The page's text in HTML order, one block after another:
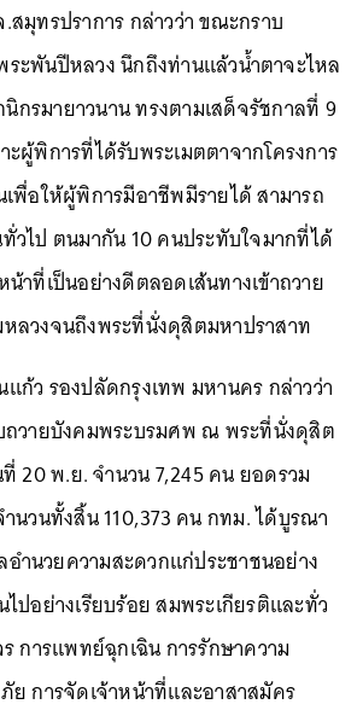
มุทรปราการ กล่าวว่า ขณะกราบ
ะพันปีหลวง นึกถึงท่านแล้วน้ำตาจะไหล
กรมายาวนาน ทรงตามเสด็จรัชกาลที่ 9
ผู้พิการที่ได้รับพระเมตตาจากโครงการ
พื่อให้ผู้พิการมีอาชีพมีรายได้ สามารถ
วไป ตนมากัน 10 คนประทับใจมากที่ได้
าที่เป็นอย่างดีตลอดเส้นทางเข้าถวาย
ลวงจนถึงพระที่นั่งดุสิตมหาปราสาท
ว รองปลัดกรุงเทพ มหานคร กล่าวว่า
ถวายบังคมพระบรมศพ ณ พระที่นั่งดุสิต
20 พ.ย. จำนวน 7,245 คน ยอดรวม
นวนทั้งสิ้น 110,373 คน กทม. ได้บูรณา
ำนวยความสะดวกแก่ประชาชนอย่าง
ไปอย่างเรียบร้อย สมพระเกียรติและทั่ว
การแพทย์ฉุกเฉิน การรักษาความ
การจัดเจ้าหน้าที่และอาสาสมัคร